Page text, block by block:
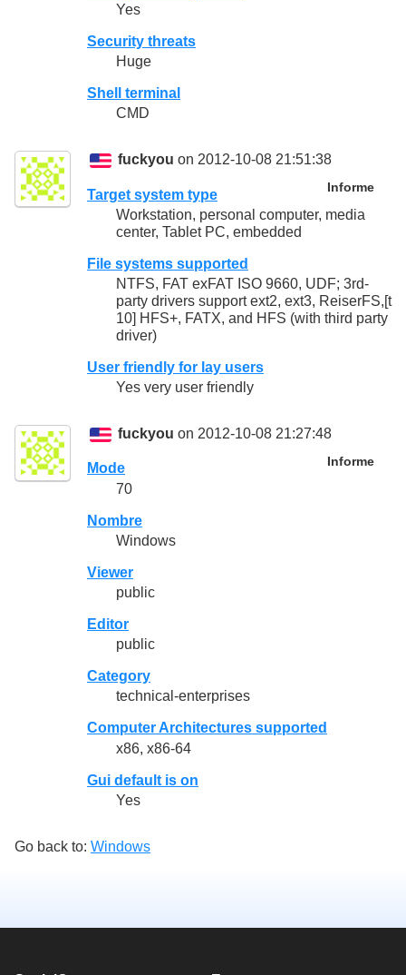
Yes
Security threats
Huge
Shell terminal
CMD
fuckyou on 2012-10-08 21:51:38
Informe
Target system type
Workstation, personal computer, media
center, Tablet PC, embedded
File systems supported
NTFS, FAT exFAT ISO 9660, UDF; 3rd-
party drivers support ext2, ext3, ReiserFS,[t
10] HFS+, FATX, and HFS (with third party
driver)
User friendly for lay users
Yes very user friendly
fuckyou on 2012-10-08 21:27:48
Informe
Mode
70
Nombre
Windows
Viewer
public
Editor
public
Category
technical-enterprises
Computer Architectures supported
x86, x86-64
Gui default is on
Yes
Go back to: Windows